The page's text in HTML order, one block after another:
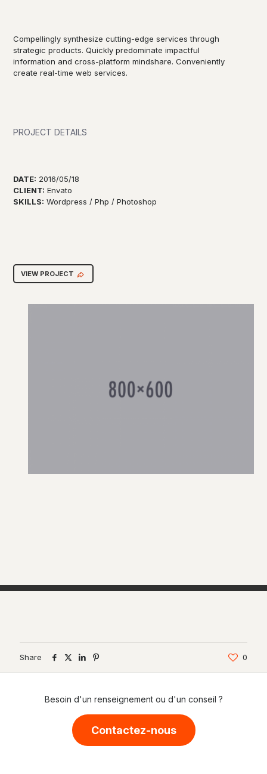
Compellingly synthesize cutting-edge services through
strategic products. Quickly predominate impactful
information and cross-platform mindshare. Conveniently
create real-time web services.
PROJECT DETAILS
DATE: 2016/05/18
CLIENT: Envato
SKILLS: Wordpress / Php / Photoshop
VIEW PROJECT
Share 0
Besoin d'un renseignement ou d'un conseil ?
Contactez-nous